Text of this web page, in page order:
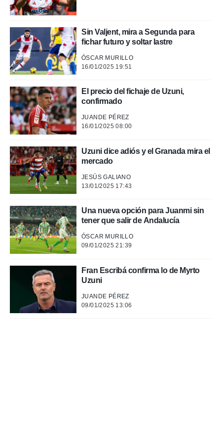
únicos
similares
como
este sitio
IP
de
posible
en
interés
a lo que
Para
su
datos
momento
en
en
en
Sin Valjent, mira a Segunda para
fichar futuro y soltar lastre
ÓSCAR MURILLO
16/01/2025 19:51
El precio del fichaje de Uzuni,
confirmado
JUANDE PÉREZ
16/01/2025 08:00
Uzuni dice adiós y el Granada mira el
mercado
JESÚS GALIANO
13/01/2025 17:43
Una nueva opción para Juanmi sin
tener que salir de Andalucía
ÓSCAR MURILLO
09/01/2025 21:39
Fran Escribá confirma lo de Myrto
Uzuni
JUANDE PÉREZ
09/01/2025 13:06